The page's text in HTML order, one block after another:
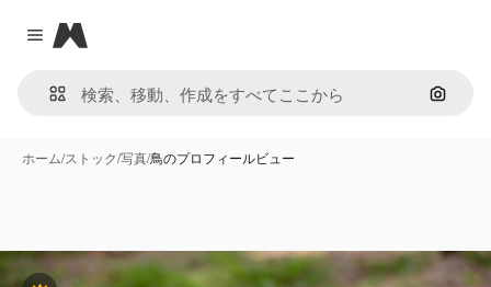
Close menu
Magnific
画像で
ホーム/ストック/写真/鳥のプロフィールビュー